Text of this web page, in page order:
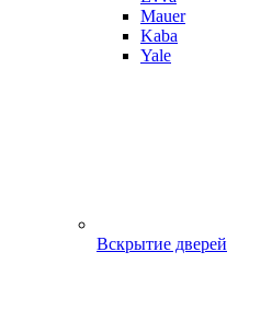
Mauer
Kaba
Yale
Вскрытие дверей